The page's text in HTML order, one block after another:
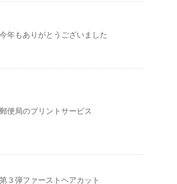
今年もありがとうございました
郵便局のプリントサービス
第３弾ファーストヘアカット